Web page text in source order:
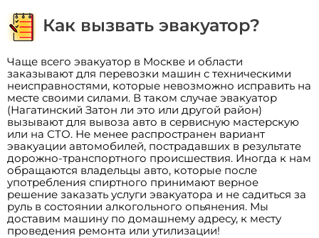
Как вызвать эвакуатор?
Чаще всего эвакуатор в Москве и области
заказывают для перевозки машин с техническими
неисправностями, которые невозможно исправить на
месте своими силами. В таком случае эвакуатор
(Нагатинский Затон ли это или другой район)
вызывают для вывоза авто в сервисную мастерскую
или на СТО. Не менее распространен вариант
эвакуации автомобилей, пострадавших в результате
дорожно-транспортного происшествия. Иногда к нам
обращаются владельцы авто, которые после
употребления спиртного принимают верное
решение заказать услуги эвакуатора и не садиться за
руль в состоянии алкогольного опьянения. Мы
доставим машину по домашнему адресу, к месту
проведения ремонта или утилизации!